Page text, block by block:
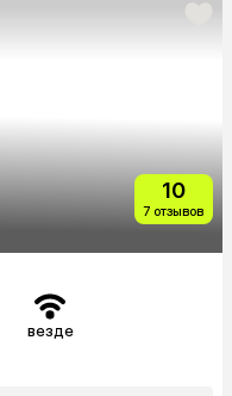
10
7 отзывов
везде